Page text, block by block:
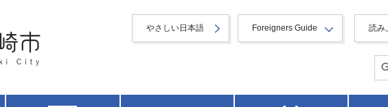
やさしい日本語 Foreigners Guide 読み